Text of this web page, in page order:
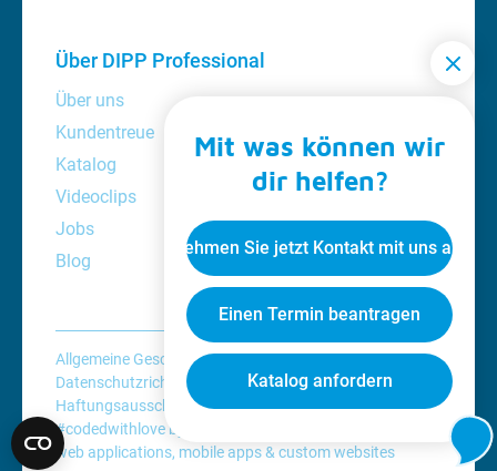
Über DIPP Professional
Über uns
Kundentreue
Katalog
Videoclips
Jobs
Blog
Allgemeine Geschäftsbedingungen
Datenschutzrichtlinie
Cookie-Richtlinie
Haftungsausschluss
#codedwithlove by
web applications, mobile apps&custom websites
Mit was können wir
dir helfen?
Nehmen Sie jetzt Kontakt mit uns auf
Einen Termin beantragen
Katalog anfordern